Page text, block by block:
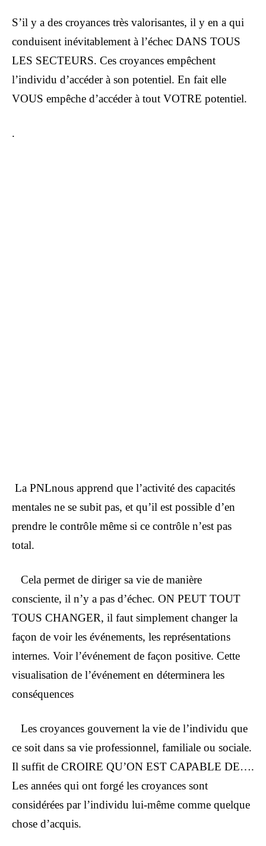
S’il y a des croyances très valorisantes, il y en a qui
conduisent inévitablement à l’échec DANS TOUS
LES SECTEURS. Ces croyances empêchent
l’individu d’accéder à son potentiel. En fait elle
VOUS empêche d’accéder à tout VOTRE potentiel.
.
La PNLnous apprend que l’activité des capacités
mentales ne se subit pas, et qu’il est possible d’en
prendre le contrôle même si ce contrôle n’est pas
total.
Cela permet de diriger sa vie de manière
consciente, il n’y a pas d’échec. ON PEUT TOUT
TOUS CHANGER, il faut simplement changer la
façon de voir les événements, les représentations
internes. Voir l’événement de façon positive. Cette
visualisation de l’événement en déterminera les
conséquences
Les croyances gouvernent la vie de l’individu que
ce soit dans sa vie professionnel, familiale ou sociale.
Il suffit de CROIRE QU’ON EST CAPABLE DE….
Les années qui ont forgé les croyances sont
considérées par l’individu lui-même comme quelque
chose d’acquis.